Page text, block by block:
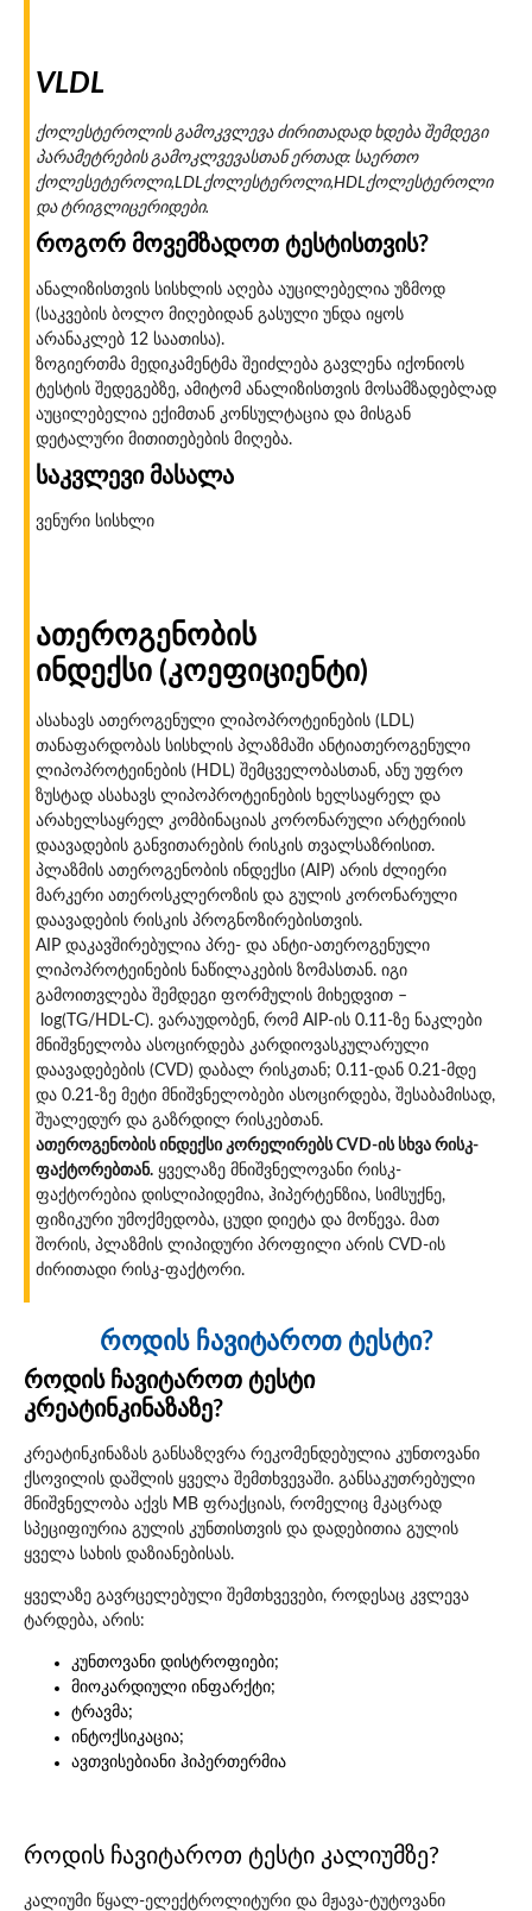
VLDL
ქოლესტეროლის გამოკვლევა ძირითადად ხდება შემდეგი
პარამეტრების გამოკლვევასთან ერთად: საერთო
ქოლესეტეროლი,LDL ქოლესტეროლი,HDL ქოლესტეროლი
და ტრიგლიცერიდები.
როგორ მოვემზადოთ ტესტისთვის?
ანალიზისთვის სისხლის აღება აუცილებელია უზმოდ
(საკვების ბოლო მიღებიდან გასული უნდა იყოს
არანაკლებ 12 საათისა).
ზოგიერთმა მედიკამენტმა შეიძლება გავლენა იქონიოს
ტესტის შედეგებზე, ამიტომ ანალიზისთვის მოსამზადებლად
აუცილებელია ექიმთან კონსულტაცია და მისგან
დეტალური მითითებების მიღება.
საკვლევი მასალა
ვენური სისხლი
ათეროგენობის
ინდექსი (კოეფიციენტი)
ასახავს ათეროგენული ლიპოპროტეინების (LDL)
თანაფარდობას სისხლის პლაზმაში ანტიათეროგენული
ლიპოპროტეინების (HDL) შემცველობასთან, ანუ უფრო
ზუსტად ასახავს ლიპოპროტეინების ხელსაყრელ და
არახელსაყრელ კომბინაციას კორონარული არტერიის
დაავადების განვითარების რისკის თვალსაზრისით.
პლაზმის ათეროგენობის ინდექსი (AIP) არის ძლიერი
მარკერი ათეროსკლეროზის და გულის კორონარული
დაავადების რისკის პროგნოზირებისთვის.
AIP დაკავშირებულია პრე- და ანტი-ათეროგენული
ლიპოპროტეინების ნაწილაკების ზომასთან. იგი
გამოითვლება შემდეგი ფორმულის მიხედვით –
log(TG/HDL-C). ვარაუდობენ, რომ AIP-ის 0.11-ზე ნაკლები
მნიშვნელობა ასოცირდება კარდიოვასკულარული
დაავადებების (CVD) დაბალ რისკთან; 0.11-დან 0.21-მდე
და 0.21-ზე მეტი მნიშვნელობები ასოცირდება, შესაბამისად,
შუალედურ და გაზრდილ რისკებთან.
ათეროგენობის ინდექსი კორელირებს CVD-ის სხვა რისკ-
ფაქტორებთან. ყველაზე მნიშვნელოვანი რისკ-
ფაქტორებია დისლიპიდემია, ჰიპერტენზია, სიმსუქნე,
ფიზიკური უმოქმედობა, ცუდი დიეტა და მოწევა. მათ
შორის, პლაზმის ლიპიდური პროფილი არის CVD-ის
ძირითადი რისკ-ფაქტორი.
როდის ჩავიტაროთ ტესტი?
როდის ჩავიტაროთ ტესტი
კრეატინკინაზაზე?
კრეატინკინაზას განსაზღვრა რეკომენდებულია კუნთოვანი
ქსოვილის დაშლის ყველა შემთხვევაში. განსაკუთრებული
მნიშვნელობა აქვს MB ფრაქციას, რომელიც მკაცრად
სპეციფიურია გულის კუნთისთვის და დადებითია გულის
ყველა სახის დაზიანებისას.
ყველაზე გავრცელებული შემთხვევები, როდესაც კვლევა
ტარდება, არის:
კუნთოვანი დისტროფიები;
მიოკარდიული ინფარქტი;
ტრავმა;
ინტოქსიკაცია;
ავთვისებიანი ჰიპერთერმია
როდის ჩავიტაროთ ტესტი კალიუმზე?
კალიუმი წყალ-ელექტროლიტური და მჟავა-ტუტოვანი